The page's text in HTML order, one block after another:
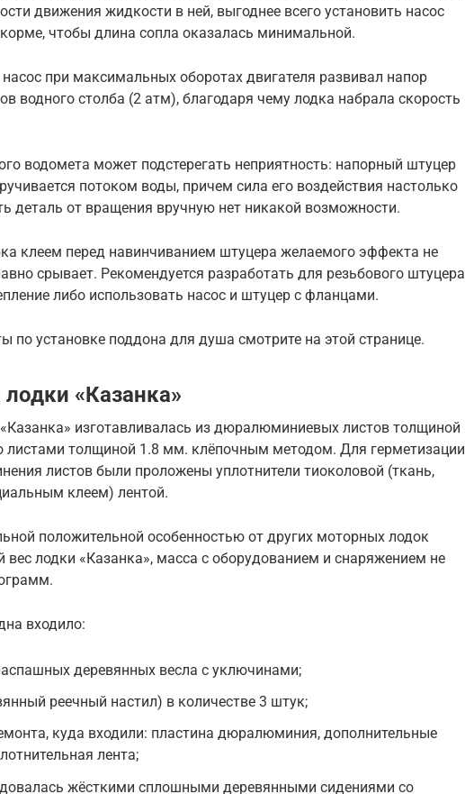
движения жидкости в ней, выгоднее всего установить насос
чтобы длина сопла оказалась минимальной.
при максимальных оборотах двигателя развивал напор
водного столба (2 атм), благодаря чему лодка набрала скорость
водомета может подстерегать неприятность: напорный штуцер
потоком воды, причем сила его воздействия настолько
деталь от вращения вручную нет никакой возможности.
клеем перед навинчиванием штуцера желаемого эффекта не
срывает. Рекомендуется разработать для резьбового штуцера
либо использовать насос и штуцер с фланцами.
по установке поддона для душа смотрите на этой странице.
«Казанка»
изготавливалась из дюралюминиевых листов толщиной
толщиной 1.8 мм. клёпочным методом. Для герметизации
листов были проложены уплотнители тиоколовой (ткань,
клеем) лентой.
положительной особенностью от других моторных лодок
вес лодки «Казанка», масса с оборудованием и снаряжением не
входило:
деревянных весла с уключинами;
реечный настил) в количестве 3 штук;
куда входили: пластина дюралюминия, дополнительные
лента;
жёсткими сплошными деревянными сидениями со